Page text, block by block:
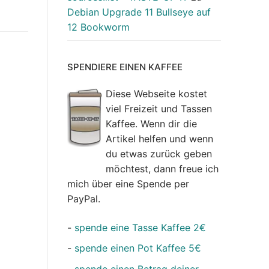
Debian Upgrade 11 Bullseye auf
12 Bookworm
SPENDIERE EINEN KAFFEE
Diese Webseite kostet
viel Freizeit und Tassen
Kaffee. Wenn dir die
Artikel helfen und wenn
du etwas zurück geben
möchtest, dann freue ich
mich über eine Spende per
PayPal.
- spende eine Tasse Kaffee 2€
- spende einen Pot Kaffee 5€